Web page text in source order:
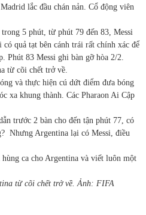
lắc đầu chán nản. Cổ động viên
5 phút, từ phút 79 đến 83, Messi
quả tạt bên cánh trái rất chính xác để
Phút 83 Messi ghi bàn gỡ hòa 2/2.
từ cõi chết trở về.
và thực hiện cú dứt điểm đưa bóng
xa khung thành. Các Pharaon Ai Cập
trước 2 bàn cho đến tận phút 77, có
Nhưng Argentina lại có Messi, điều
ca cho Argentina và viết luôn một
từ cõi chết trở về. Ảnh: FIFA